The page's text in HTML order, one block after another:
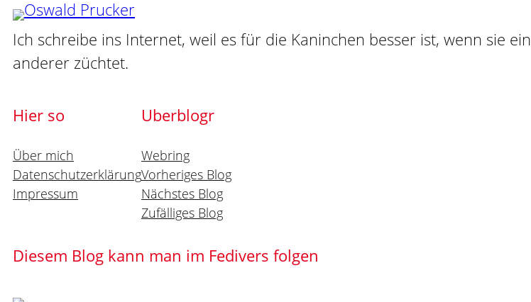
Ich schreibe ins Internet, weil es für die Kaninchen besser ist, wenn sie ein
anderer züchtet.
Hier so
Über mich
Datenschutzerklärung
Impressum
Uberblogr
Webring
Vorheriges Blog
Nächstes Blog
Zufälliges Blog
Diesem Blog kann man im Fedivers folgen